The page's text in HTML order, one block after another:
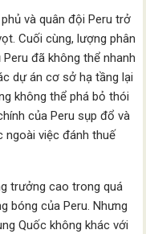
và quân đội Peru trở
Cuối cùng, lượng phân
đã không thể nhanh
dự án cơ sở hạ tầng lại
không thể phá bỏ thói
của Peru sụp đổ và
ngoài việc đánh thuế
trưởng cao trong quá
bóng của Peru. Nhưng
Quốc không khác với